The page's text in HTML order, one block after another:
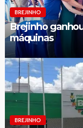
BREJINHO
Brejinho
máquinas
BREJINHO